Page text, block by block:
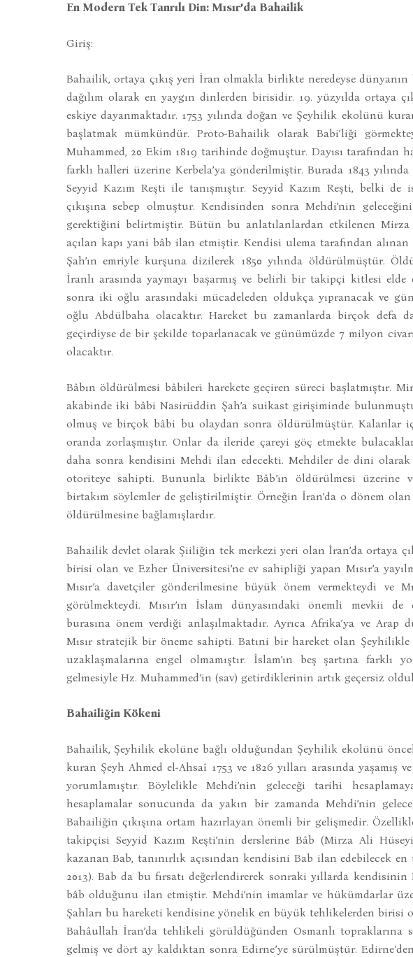
En Modern Tek Tanrılı Din: Mısır’da Bahailik
Giriş:
Bahailik, ortaya çıkış yeri İran olmakla birlikte neredeyse dünyanın
dağılım olarak en yaygın dinlerden birisidir. 19. yüzyılda ortaya
eskiye dayanmaktadır. 1753 yılında doğan ve Şeyhilik ekolünü
başlatmak mümkündür. Proto-Bahailik olarak Babi’liği
Muhammed, 20 Ekim 1819 tarihinde doğmuştur. Dayısı tarafından
farklı halleri üzerine Kerbela’ya gönderilmiştir. Burada 1843
Seyyid Kazım Reşti ile tanışmıştır. Seyyid Kazım Reşti, belki
çıkışına sebep olmuştur. Kendisinden sonra Mehdi’nin
gerektiğini belirtmiştir. Bütün bu anlatılanlardan etkilenen Mirza
açılan kapı yani bâb ilan etmiştir. Kendisi ulema tarafından
Şah’ın emriyle kurşuna dizilerek 1850 yılında öldürülmüştür.
İranlı arasında yaymayı başarmış ve belirli bir takipçi kitlesi
sonra iki oğlu arasındaki mücadeleden oldukça yıpranacak ve
oğlu Abdülbaha olacaktır. Hareket bu zamanlarda birçok defa
geçirdiyse de bir şekilde toparlanacak ve günümüzde 7 milyon
olacaktır.
Bâbın öldürülmesi bâbileri harekete geçiren süreci başlatmıştır.
akabinde iki bâbi Nasirüddin Şah’a suikast girişiminde
olmuş ve birçok bâbi bu olaydan sonra öldürülmüştür. Kalanlar
oranda zorlaşmıştır. Onlar da ileride çareyi göç etmekte
daha sonra kendisini Mehdi ilan edecekti. Mehdiler de dini olarak
otoriteye sahipti. Bununla birlikte Bâb’ın öldürülmesi üzerine
birtakım söylemler de geliştirilmiştir. Örneğin İran’da o dönem olan
öldürülmesine bağlamışlardır.
Bahailik devlet olarak Şiiliğin tek merkezi yeri olan İran’da ortaya
birisi olan ve Ezher Üniversitesi’ne ev sahipliği yapan Mısır’a
Mısır’a davetçiler gönderilmesine büyük önem vermekteydi ve
görülmekteydi. Mısır’ın İslam dünyasındaki önemli mevkii
burasına önem verdiği anlaşılmaktadır. Ayrıca Afrika’ya ve Arap
Mısır stratejik bir öneme sahipti. Batıni bir hareket olan
uzaklaşmalarına engel olmamıştır. İslam’ın beş şartına farklı
gelmesiyle Hz. Muhammed’in (sav) getirdiklerinin artık geçersiz
Bahailiğin Kökeni
Bahailik, Şeyhilik ekolüne bağlı olduğundan Şeyhilik ekolünü
kuran Şeyh Ahmed el-Ahsaî 1753 ve 1826 yılları arasında yaşamış
yorumlamıştır. Böylelikle Mehdi’nin geleceği tarihi
hesaplamalar sonucunda da yakın bir zamanda Mehdi’nin
Bahailiğin çıkışına ortam hazırlayan önemli bir gelişmedir.
takipçisi Seyyid Kazım Reşti’nin derslerine Bâb (Mirza Ali
kazanan Bab, tanınırlık açısından kendisini Bab ilan edebilecek
2013). Bab da bu fırsatı değerlendirerek sonraki yıllarda
bâb olduğunu ilan etmiştir. Mehdi’nin imamlar ve hükümdarlar
Şahları bu hareketi kendisine yönelik en büyük tehlikelerden birisi
Bahâullah İran’da tehlikeli görüldüğünden Osmanlı topraklarına
gelmiş ve dört ay kaldıktan sonra Edirne’ye sürülmüştür.